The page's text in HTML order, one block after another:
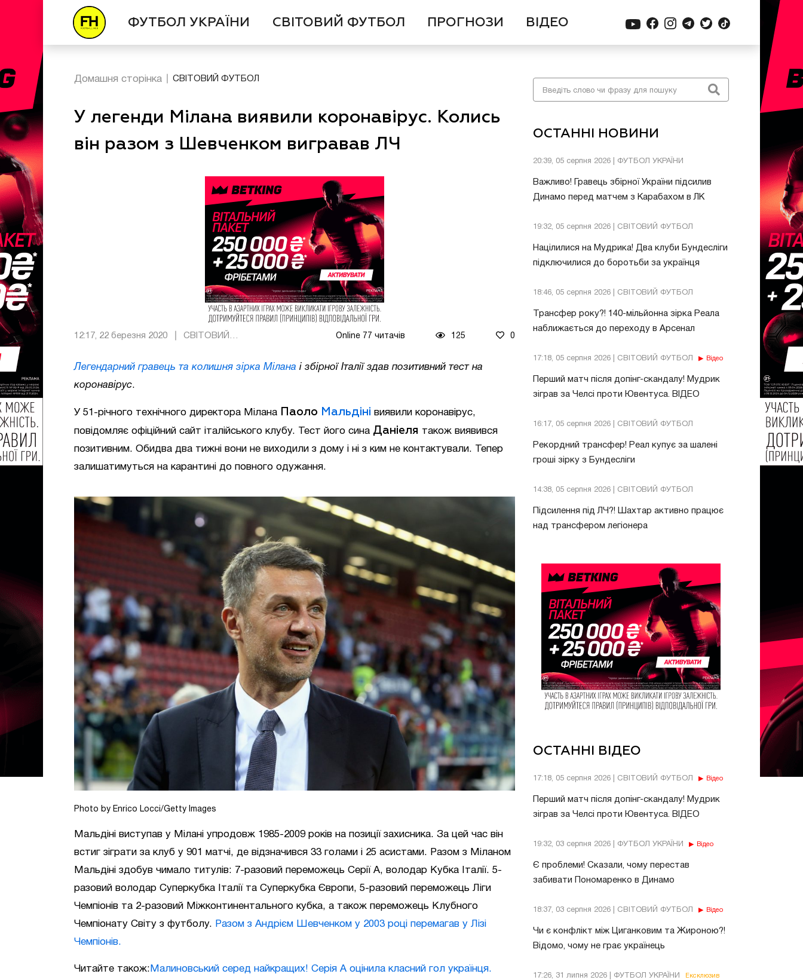
ФУТБОЛ УКРАЇНИ СВІТОВИЙ ФУТБОЛ ПРОГНОЗИ ВІДЕО
ОСТАННІ НОВИНИ
20:39, 05 серпня 2026 | ФУТБОЛ УКРАЇНИ
Важливо! Гравець збірної України підсилив
Динамо перед матчем з Карабахом в ЛК
19:32, 05 серпня 2026 | СВІТОВИЙ ФУТБОЛ
Націлилися на Мудрика! Два клуби Бундесліги
підключилися до боротьби за українця
18:46, 05 серпня 2026 | СВІТОВИЙ ФУТБОЛ
Трансфер року?! 140-мільйонна зірка Реала
наближається до переходу в Арсенал
17:18, 05 серпня 2026 | СВІТОВИЙ ФУТБОЛ Відео
Перший матч після допінг-скандалу! Мудрик
зіграв за Челсі проти Ювентуса. ВІДЕО
16:17, 05 серпня 2026 | СВІТОВИЙ ФУТБОЛ
Рекордний трансфер! Реал купує за шалені
гроші зірку з Бундесліги
14:38, 05 серпня 2026 | СВІТОВИЙ ФУТБОЛ
Підсилення під ЛЧ?! Шахтар активно працює
над трансфером легіонера
ОСТАННІ ВІДЕО
17:18, 05 серпня 2026 | СВІТОВИЙ ФУТБОЛ Відео
Перший матч після допінг-скандалу! Мудрик
зіграв за Челсі проти Ювентуса. ВІДЕО
19:32, 03 серпня 2026 | ФУТБОЛ УКРАЇНИ Відео
Є проблеми! Сказали, чому перестав
забивати Пономаренко в Динамо
18:37, 03 серпня 2026 | СВІТОВИЙ ФУТБОЛ Відео
Чи є конфлікт між Циганковим та Жироною?!
Відомо, чому не грає українець
17:26, 31 липня 2026 | ФУТБОЛ УКРАЇНИ Ексклюзив
Домашня сторінка СВІТОВИЙ ФУТБОЛ
У легенди Мілана виявили коронавірус. Колись
він разом з Шевченком вигравав ЛЧ
12:17, 22 березня 2020 Online 77 читачів 125 0
Легендарний гравець та колишня зірка Мілана і збірної Італії здав позитивний тест на
коронавірус.
У 51-річного технічного директора Мілана Паоло Мальдіні виявили коронавірус,
повідомляє офіційний сайт італійського клубу. Тест його сина Даніеля також виявився
позитивним. Обидва два тижні вони не виходили з дому і ні з ким не контактували. Тепер
залишатимуться на карантині до повного одужання.
Photo by Enrico Locci/Getty Images
Мальдіні виступав у Мілані упродовж 1985-2009 років на позиції захисника. За цей час він
встиг зіграти за клуб у 901 матчі, де відзначився 33 голами і 25 асистами. Разом з Міланом
Мальдіні здобув чимало титулів: 7-разовий переможець Серії А, володар Кубка Італії. 5-
разовий володар Суперкубка Італії та Суперкубка Європи, 5-разовий переможець Ліги
Чемпіонів та 2-разовий Міжконтинентального кубка, а також переможець Клубного
Чемпіонату Світу з футболу. Разом з Андрієм Шевченком у 2003 році перемагав у Лізі
Чемпіонів.
Читайте також: Малиновський серед найкращих! Серія А оцінила класний гол українця.